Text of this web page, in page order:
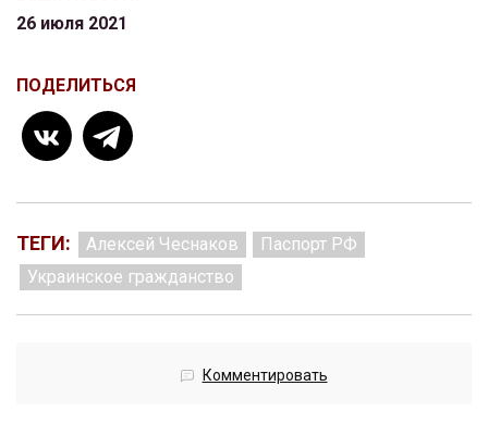
26 июля 2021
ПОДЕЛИТЬСЯ
ТЕГИ: Алексей Чеснаков
Паспорт РФ
Украинское гражданство
Комментировать